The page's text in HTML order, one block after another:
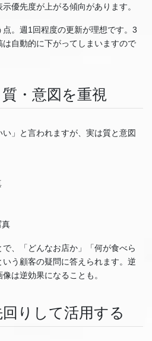
優先度が上がる傾向があります。
。週1回程度の更新が理想です。3
自動的に下がってしまいますので
・意図を重視
い」と言われますが、実は質と意図
真
、「どんなお店か」「何が食べら
う顧客の疑問に答えられます。逆
は逆効果になることも。
りして活用する